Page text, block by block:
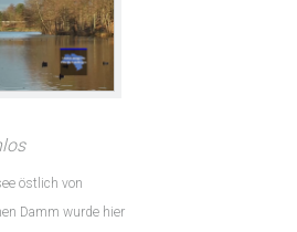
östlich von
Damm wurde hier